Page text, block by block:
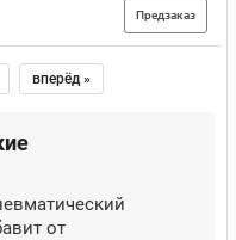
Предзаказ
вперёд »
от